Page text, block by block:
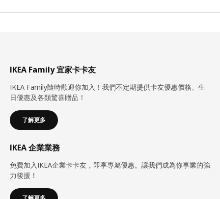
IKEA Family 宜家卡卡友
IKEA Family隨時歡迎你加入！我們不定期提供卡友優惠價格、生
日優惠及各類驚喜贈品！
了解更多
IKEA 企業業務
免費加入IKEA企業卡卡友，即享專屬優惠。讓我們成為你事業的強
力後援！